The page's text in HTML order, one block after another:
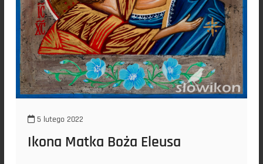
5 lutego 2022
Ikona Matka Boża Eleusa